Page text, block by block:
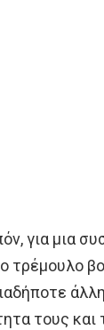
για μια
τρέμουλο
τους